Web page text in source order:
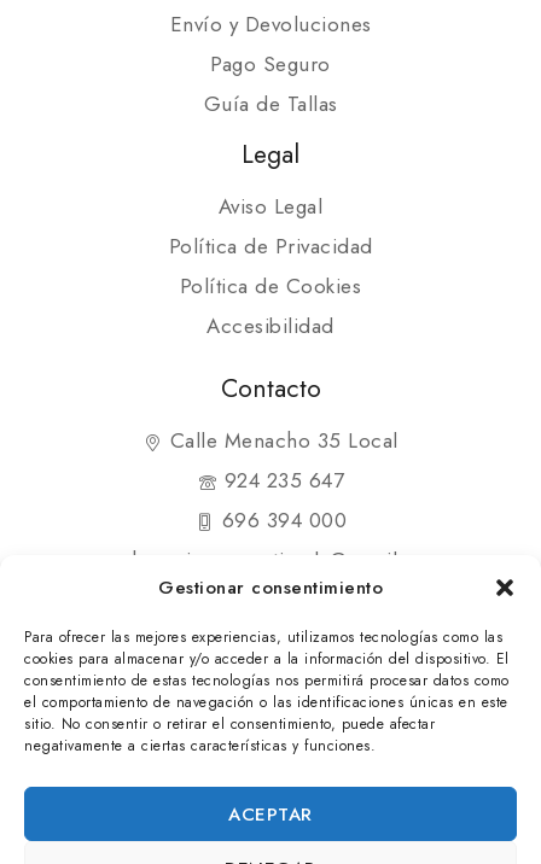
Gestionar consentimiento
Para ofrecer las mejores experiencias, utilizamos tecnologías como las
cookies para almacenar y/o acceder a la información del dispositivo. El
consentimiento de estas tecnologías nos permitirá procesar datos como
el comportamiento de navegación o las identificaciones únicas en este
sitio. No consentir o retirar el consentimiento, puede afectar
negativamente a ciertas características y funciones.
ACEPTAR
Envío y Devoluciones
Pago Seguro
Guía de Tallas
Legal
Aviso Legal
Política de Privacidad
Política de Cookies
Accesibilidad
Contacto
Calle Menacho 35 Local
924 235 647
696 394 000
shopmipequenatienda@gmail.com
© 2025 Mi Pequeña Tienda. Todos los derechos
reservados